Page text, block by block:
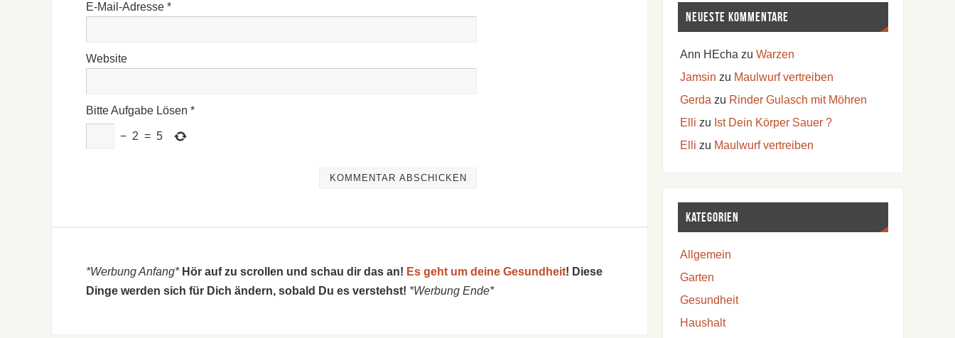
E-Mail-Adresse *
Website
Bitte Aufgabe Lösen *
− 2 = 5
*Werbung Anfang* Hör auf zu scrollen und schau dir das an! Es geht um deine Gesundheit! Diese
Dinge werden sich für Dich ändern, sobald Du es verstehst! *Werbung Ende*
Neueste Kommentare
Ann HEcha zu Warzen
Jamsin zu Maulwurf vertreiben
Gerda zu Rinder Gulasch mit Möhren
Elli zu Ist Dein Körper Sauer ?
Elli zu Maulwurf vertreiben
Kategorien
Allgemein
Garten
Gesundheit
Haushalt